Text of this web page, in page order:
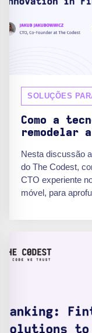
SOLUÇÕES
Como a
remodelar
Nesta discussão
do The Codest,
CTO experiente
móvel, para